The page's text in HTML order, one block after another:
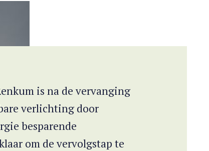
is na de vervanging
verlichting door
besparende
om de vervolgstap te